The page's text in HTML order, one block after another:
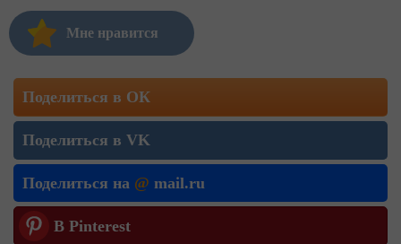
Мне нравится
Поделиться в ОК
Поделиться в VK
Поделиться на @ mail.ru
В Pinterest